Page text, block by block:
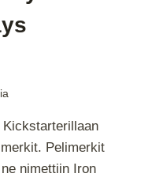
Pelimerkit
nimettiin Iron